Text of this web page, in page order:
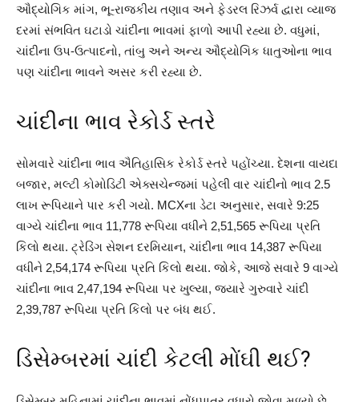
ઔદ્યોગિક માંગ, ભૂ-રાજકીય તણાવ અને ફેડરલ રિઝર્વ દ્વારા વ્યાજ
દરમાં સંભવિત ઘટાડો ચાંદીના ભાવમાં ફાળો આપી રહ્યા છે. વધુમાં,
ચાંદીના ઉપ-ઉત્પાદનો, તાંબુ અને અન્ય ઔદ્યોગિક ધાતુઓના ભાવ
પણ ચાંદીના ભાવને અસર કરી રહ્યા છે.
ચાંદીના ભાવ રેકોર્ડ સ્તરે
સોમવારે ચાંદીના ભાવ ઐતિહાસિક રેકોર્ડ સ્તરે પહોંચ્યા. દેશના વાયદા
બજાર, મલ્ટી કોમોડિટી એક્સચેન્જમાં પહેલી વાર ચાંદીનો ભાવ 2.5
લાખ રૂપિયાને પાર કરી ગયો. MCXના ડેટા અનુસાર, સવારે 9:25
વાગ્યે ચાંદીના ભાવ 11,778 રૂપિયા વધીને 2,51,565 રૂપિયા પ્રતિ
કિલો થયા. ટ્રેડિંગ સેશન દરમિયાન, ચાંદીના ભાવ 14,387 રૂપિયા
વધીને 2,54,174 રૂપિયા પ્રતિ કિલો થયા. જોકે, આજે સવારે 9 વાગ્યે
ચાંદીના ભાવ 2,47,194 રૂપિયા પર ખુલ્યા, જ્યારે ગુરુવારે ચાંદી
2,39,787 રૂપિયા પ્રતિ કિલો પર બંધ થઈ.
ડિસેમ્બરમાં ચાંદી કેટલી મોંઘી થઈ?